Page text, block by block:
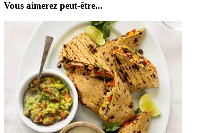
Vous aimerez peut-être...